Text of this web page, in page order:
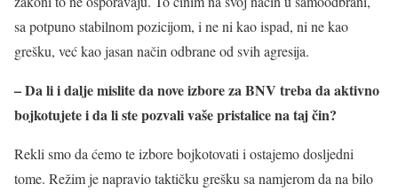
sa potpuno stabilnom pozicijom, i ne ni kao ispad, ni ne kao
grešku, već kao jasan način odbrane od svih agresija.
– Da li i dalje mislite da nove izbore za BNV treba da aktivno
bojkotujete i da li ste pozvali vaše pristalice na taj čin?
Rekli smo da ćemo te izbore bojkotovati i ostajemo dosljedni
tome. Režim je napravio taktičku grešku sa namjerom da na bilo